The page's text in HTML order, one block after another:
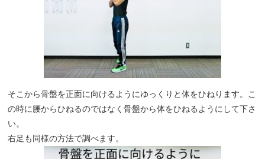
そこから骨盤を正面に向けるようにゆっくりと体をひねります。こ
の時に腰からひねるのではなく骨盤から体をひねるようにして下さ
い。
右足も同様の方法で調べます。